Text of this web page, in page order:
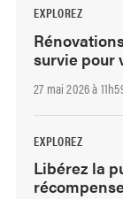
EXPLOREZ
survie pour
27 mai 2026 à
EXPLOREZ
Libérez la